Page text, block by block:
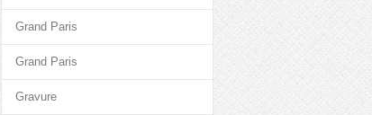
Grand Paris
Grand Paris
Gravure